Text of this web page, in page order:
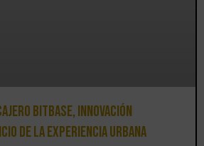
BitBase, innovación
de la experiencia urbana